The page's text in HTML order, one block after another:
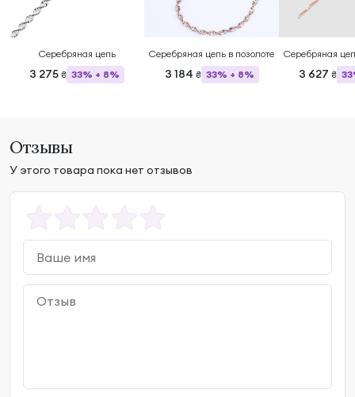
Серебряная цепь
3 275 ₴ 33% + 8%
Серебряная цепь в позолоте
3 184 ₴ 33% + 8%
Серебряная
3 627 ₴
Отзывы
У этого товара пока нет отзывов